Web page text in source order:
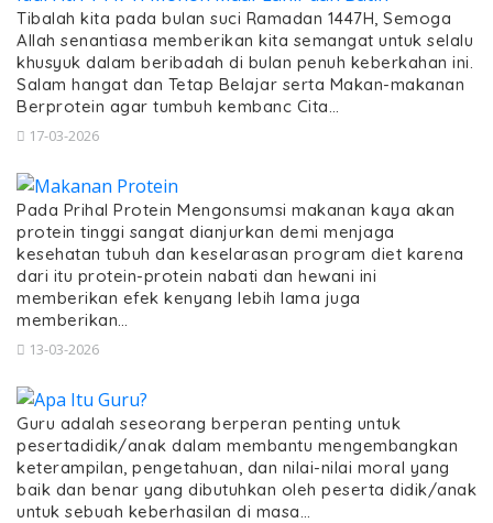
Tibalah kita pada bulan suci Ramadan 1447H, Semoga
Allah senantiasa memberikan kita semangat untuk selalu
khusyuk dalam beribadah di bulan penuh keberkahan ini.
Salam hangat dan Tetap Belajar serta Makan-makanan
Berprotein agar tumbuh kembanc Cita…
17-03-2026
Pada Prihal Protein Mengonsumsi makanan kaya akan
protein tinggi sangat dianjurkan demi menjaga
kesehatan tubuh dan keselarasan program diet karena
dari itu protein-protein nabati dan hewani ini
memberikan efek kenyang lebih lama juga
memberikan…
13-03-2026
Guru adalah seseorang berperan penting untuk
pesertadidik/anak dalam membantu mengembangkan
keterampilan, pengetahuan, dan nilai-nilai moral yang
baik dan benar yang dibutuhkan oleh peserta didik/anak
untuk sebuah keberhasilan di masa…